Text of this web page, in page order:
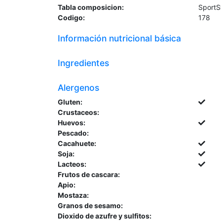
Tabla composicion:
Codigo:
178
Información nutricional básica
Ingredientes
Alergenos
Gluten:
Crustaceos:
Huevos:
Pescado:
Cacahuete:
Soja:
Lacteos:
Frutos de cascara:
Apio:
Mostaza:
Granos de sesamo:
Dioxido de azufre y sulfitos: